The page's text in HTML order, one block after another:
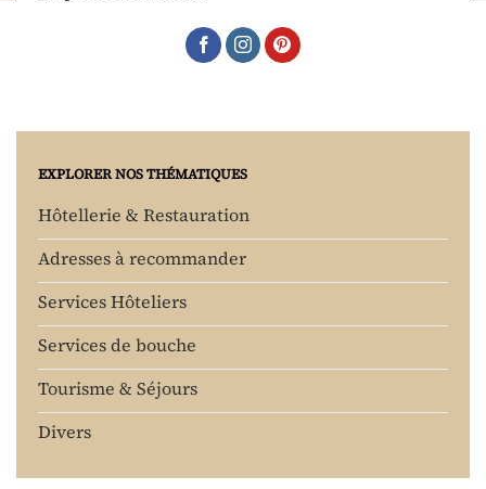
EXPLORER NOS THÉMATIQUES
Hôtellerie & Restauration
Adresses à recommander
Services Hôteliers
Services de bouche
Tourisme & Séjours
Divers